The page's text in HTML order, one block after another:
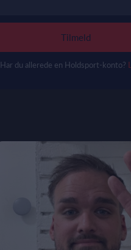
Tilmeld
Har du allerede en Holdsport-konto?